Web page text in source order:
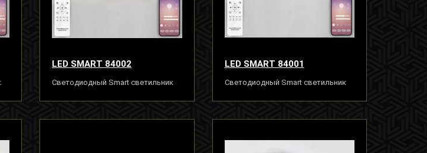
LED SMART 84002
Светодиодный Smart светильник
системой умного дома, белый
LED SMART 84001
Светодиодный Smart светильник
дома, белый-черный